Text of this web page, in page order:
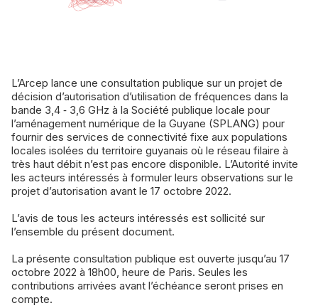
L’Arcep lance une consultation publique sur un projet de
décision d’autorisation d’utilisation de fréquences dans la
bande 3,4 ‑ 3,6 GHz à la Société publique locale pour
l’aménagement numérique de la Guyane (SPLANG) pour
fournir des services de connectivité fixe aux populations
locales isolées du territoire guyanais où le réseau filaire à
très haut débit n’est pas encore disponible. L’Autorité invite
les acteurs intéressés à formuler leurs observations sur le
projet d’autorisation avant le 17 octobre 2022.
L’avis de tous les acteurs intéressés est sollicité sur
l’ensemble du présent document.
La présente consultation publique est ouverte jusqu’au 17
octobre 2022 à 18h00, heure de Paris. Seules les
contributions arrivées avant l’échéance seront prises en
compte.